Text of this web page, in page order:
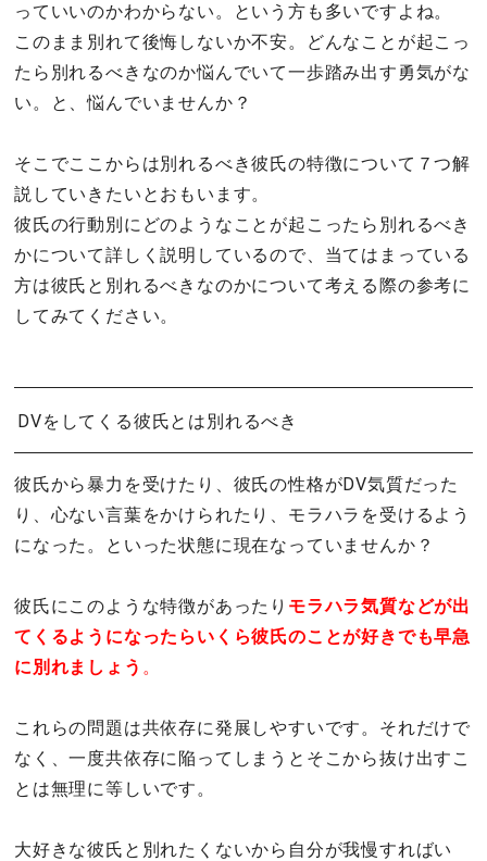
っていいのかわからない。という方も多いですよね。
このまま別れて後悔しないか不安。どんなことが起こっ
たら別れるべきなのか悩んでいて一歩踏み出す勇気がな
い。と、悩んでいませんか？
そこでここからは別れるべき彼氏の特徴について７つ解
説していきたいとおもいます。
彼氏の行動別にどのようなことが起こったら別れるべき
かについて詳しく説明しているので、当てはまっている
方は彼氏と別れるべきなのかについて考える際の参考に
してみてください。
DVをしてくる彼氏とは別れるべき
彼氏から暴力を受けたり、彼氏の性格がDV気質だった
り、心ない言葉をかけられたり、モラハラを受けるよう
になった。といった状態に現在なっていませんか？
彼氏にこのような特徴があったり モラハラ気質などが出
てくるようになったらいくら彼氏のことが好きでも早急
に別れましょう 。
これらの問題は共依存に発展しやすいです。それだけで
なく、一度共依存に陥ってしまうとそこから抜け出すこ
とは無理に等しいです。
大好きな彼氏と別れたくないから自分が我慢すればい